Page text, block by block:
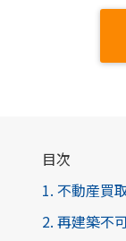
目次
1. 不動産買
2. 再建築不